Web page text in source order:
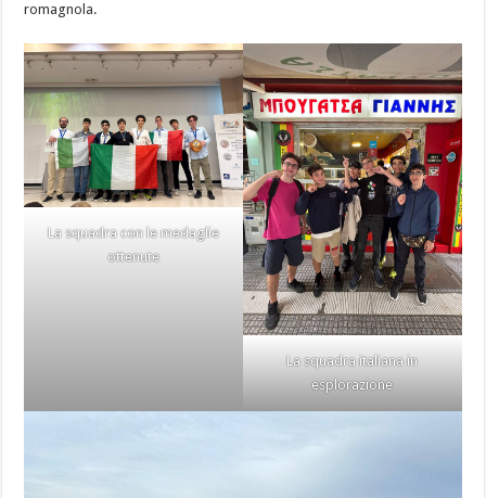
romagnola.
La squadra con le medaglie
ottenute
La squadra italiana in
esplorazione